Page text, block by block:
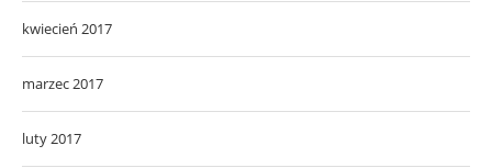
kwiecień 2017
marzec 2017
luty 2017